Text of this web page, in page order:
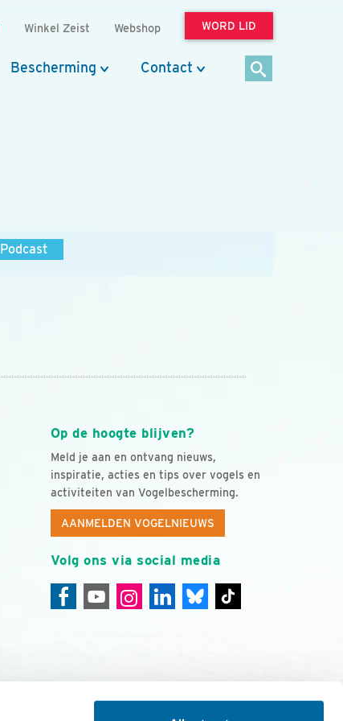
Winkel Zeist Webshop WORD LID
Bescherming Contact
Podcast
Op de hoogte blijven?
Meld je aan en ontvang nieuws,
inspiratie, acties en tips over vogels en
activiteiten van Vogelbescherming.
AANMELDEN VOGELNIEUWS
Volg ons via social media